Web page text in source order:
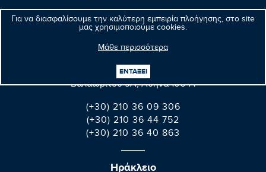
Για να διασφαλίσουμε την καλύτερη εμπειρία πλοήγησης, στο site
μας χρησιμοποιούμε cookies.
Μάθε περισσότερα
ΕΝΤΑΞΕΙ
+32(0)2 28 45570
+32(0)2 28 49570
Αθήνα
Βαλαωρίτου 9A, Aθήνα 106 71
(+30) 210 36 09 306
(+30) 210 36 44 752
(+30) 210 36 40 863
Ηράκλειο